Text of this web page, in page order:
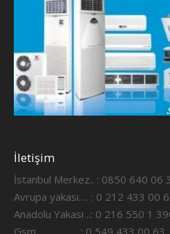
İletişim
İstanbul Merkez.. : 0850 640 06
Avrupa yakası…. : 0 212 433 00
Anadolu Yakası ..: 0 216 550 1